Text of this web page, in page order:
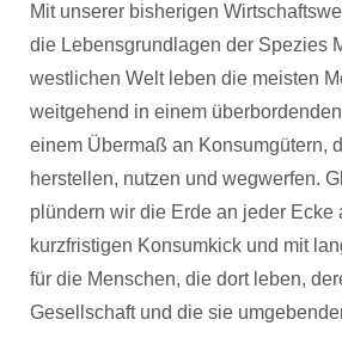
Mit unserer bisherigen
die Lebensgrundlagen der Spezies
westlichen Welt leben die meisten
weitgehend in einem
einem Übermaß an Konsumgütern,
herstellen, nutzen und wegwerfen.
plündern wir die Erde an jeder Ecke
kurzfristigen Konsumkick und mit
für die Menschen, die dort leben,
Gesellschaft und die sie